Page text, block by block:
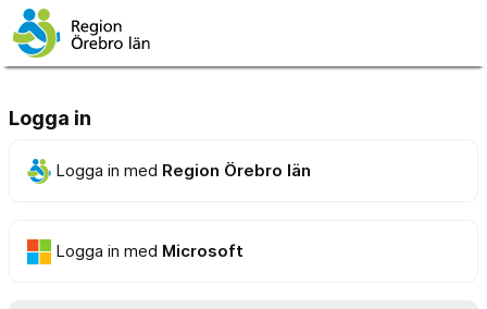
Logga in
Logga in med Region Örebro län
Logga in med Microsoft